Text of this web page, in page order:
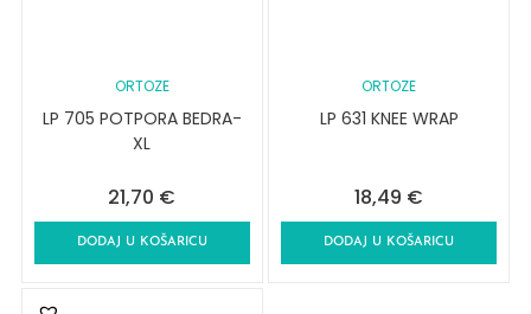
ORTOZE
LP 705 POTPORA BEDRA-
XL
21,70 €
DODAJ U KOŠARICU
ORTOZE
LP 631 KNEE WRAP
18,49 €
DODAJ U KOŠARICU